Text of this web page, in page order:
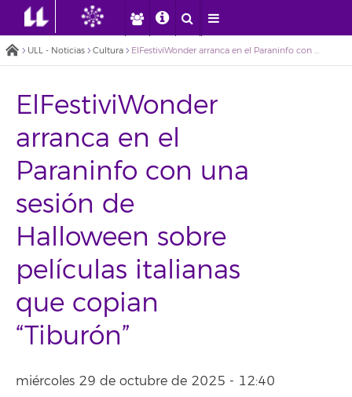
ULL - Noticias Cultura ElFestiviWonder arranca en el Paraninfo con una sesión de Halloween sobre películas italianas que copian “Tiburón”
ElFestiviWonder
arranca en el
Paraninfo con una
sesión de
Halloween sobre
películas italianas
que copian
“Tiburón”
miércoles 29 de octubre de 2025 - 12:40